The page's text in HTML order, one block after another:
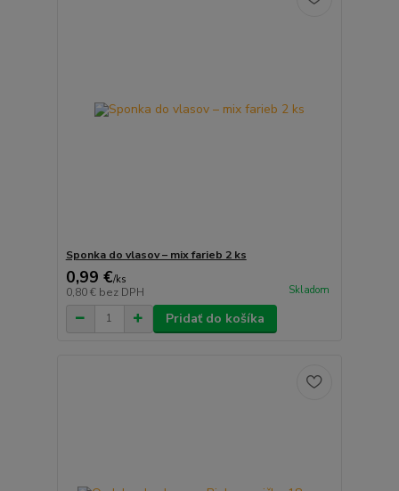
Sponka do vlasov – mix farieb 2 ks
0,99 €/ks
0,80 € bez DPH Skladom
Pridať do košíka